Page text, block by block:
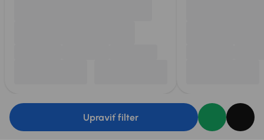
Upraviť filter